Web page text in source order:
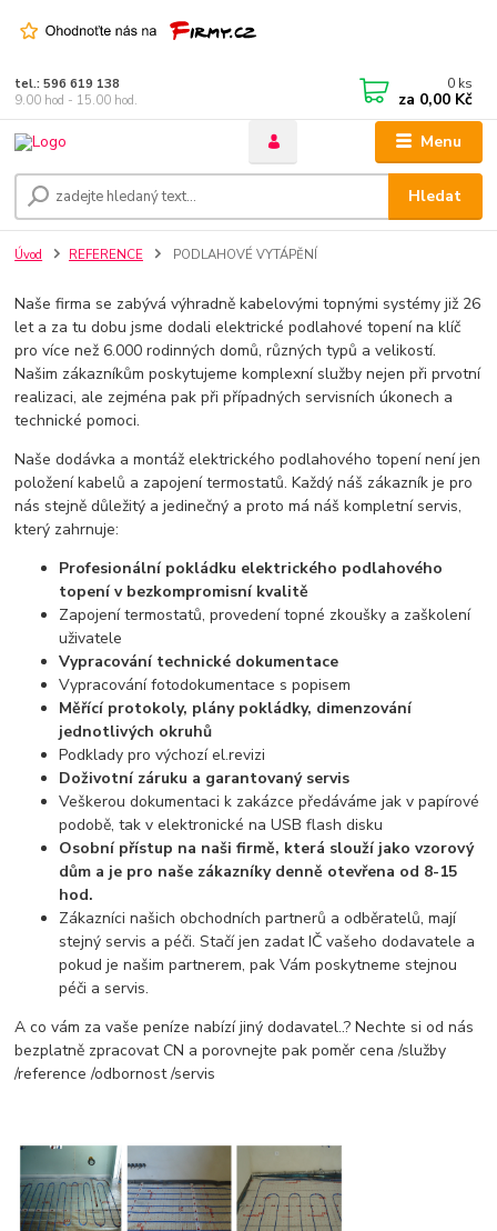
Menu
Hledat
tel.: 596 619 138
9.00 hod - 15.00 hod.
0 ks
za 0,00 Kč
Úvod REFERENCE PODLAHOVÉ VYTÁPĚNÍ
Naše firma se zabývá výhradně kabelovými topnými systémy již 26
let a za tu dobu jsme dodali elektrické podlahové topení na klíč
pro více než 6.000 rodinných domů, různých typů a velikostí.
Našim zákazníkům poskytujeme komplexní služby nejen při prvotní
realizaci, ale zejména pak při případných servisních úkonech a
technické pomoci.
Naše dodávka a montáž elektrického podlahového topení není jen
položení kabelů a zapojení termostatů. Každý náš zákazník je pro
nás stejně důležitý a jedinečný a proto má náš kompletní servis,
který zahrnuje:
Profesionální pokládku elektrického podlahového
topení v bezkompromisní kvalitě
Zapojení termostatů, provedení topné zkoušky a zaškolení
uživatele
Vypracování technické dokumentace
Vypracování fotodokumentace s popisem
Měřící protokoly, plány pokládky, dimenzování
jednotlivých okruhů
Podklady pro výchozí el.revizi
Doživotní záruku a garantovaný servis
Veškerou dokumentaci k zakázce předáváme jak v papírové
podobě, tak v elektronické na USB flash disku
Osobní přístup na naši firmě, která slouží jako vzorový
dům a je pro naše zákazníky denně otevřena od 8-15
hod.
Zákazníci našich obchodních partnerů a odběratelů, mají
stejný servis a péči. Stačí jen zadat IČ vašeho dodavatele a
pokud je našim partnerem, pak Vám poskytneme stejnou
péči a servis.
A co vám za vaše peníze nabízí jiný dodavatel..? Nechte si od nás
bezplatně zpracovat CN a porovnejte pak poměr cena /služby
/reference /odbornost /servis